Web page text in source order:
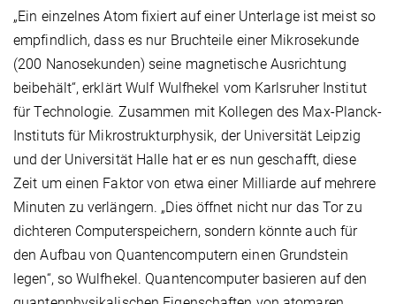
„Ein einzelnes Atom fixiert auf einer Unterlage ist meist so
empfindlich, dass es nur Bruchteile einer Mikrosekunde
(200 Nanosekunden) seine magnetische Ausrichtung
beibehält“, erklärt Wulf Wulfhekel vom Karlsruher Institut
für Technologie. Zusammen mit Kollegen des Max-Planck-
Instituts für Mikrostrukturphysik, der Universität Leipzig
und der Universität Halle hat er es nun geschafft, diese
Zeit um einen Faktor von etwa einer Milliarde auf mehrere
Minuten zu verlängern. „Dies öffnet nicht nur das Tor zu
dichteren Computerspeichern, sondern könnte auch für
den Aufbau von Quantencomputern einen Grundstein
legen“, so Wulfhekel. Quantencomputer basieren auf den